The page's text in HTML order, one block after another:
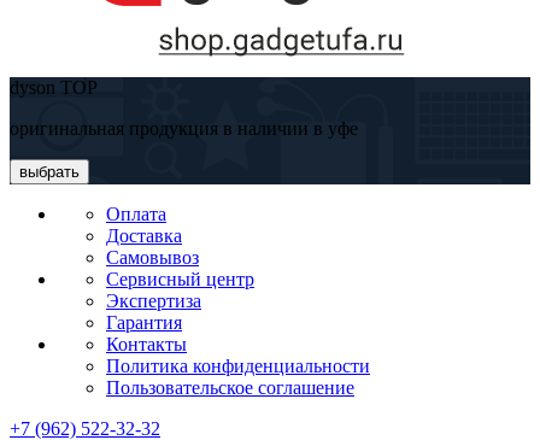
dyson TOP
оригинальная продукция в наличии в уфе
выбрать
Оплата
Доставка
Самовывоз
Сервисный центр
Экспертиза
Гарантия
Контакты
Политика конфиденциальности
Пользовательское соглашение
+7 (962) 522-32-32